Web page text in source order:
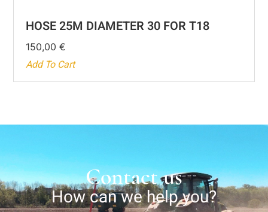
HOSE 25M DIAMETER 30 FOR T18
150,00€
Add To Cart
Contact us
How can we help you?